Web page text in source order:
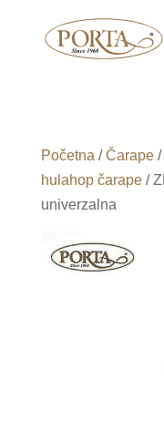
Početna /Čarape/
hulahop čarape/
univerzalna